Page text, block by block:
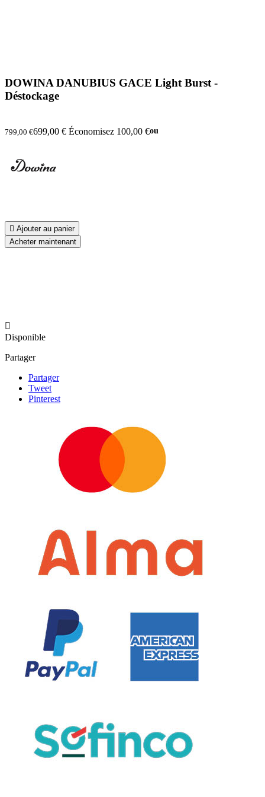
DOWINA DANUBIUS GACE Light Burst -
Déstockage
799,00 €699,00 € Économisez 100,00 €ou
 Ajouter au panier
Acheter maintenant

Disponible
Partager
Partager
Tweet
Pinterest